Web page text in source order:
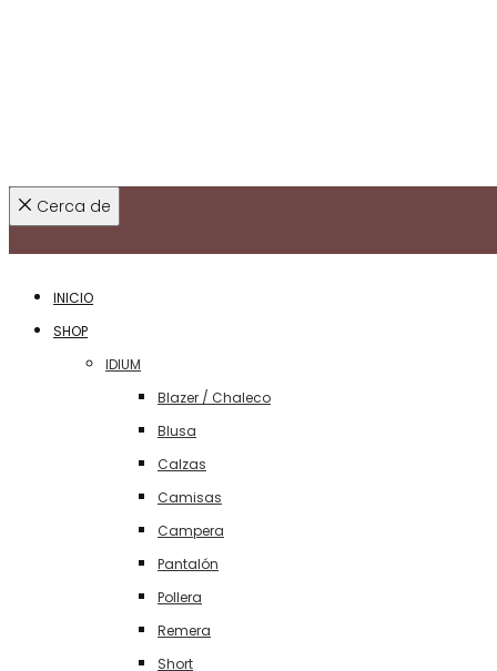
Cerca de
INICIO
SHOP
IDIUM
Blazer / Chaleco
Blusa
Calzas
Camisas
Campera
Pantalón
Pollera
Remera
Short